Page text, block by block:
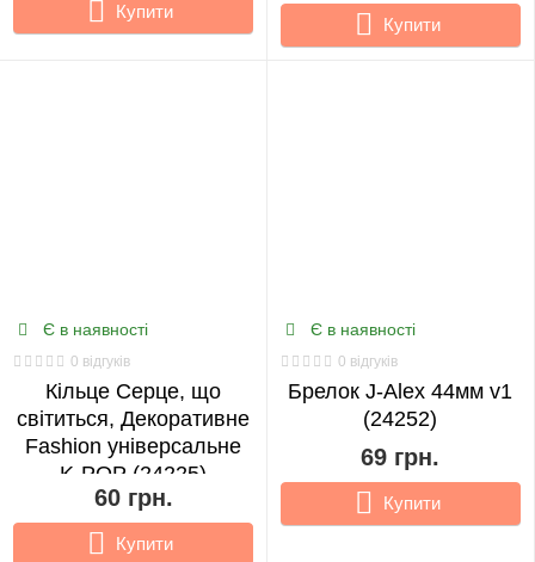
Купити
Купити
Є в наявності
0 відгуків
Кільце Серце, що
світиться, Декоративне
Fashion універсальне
K-POP (24225)
60 грн.
Купити
Є в наявності
0 відгуків
Брелок J-Alex 44мм v1
(24252)
69 грн.
Купити